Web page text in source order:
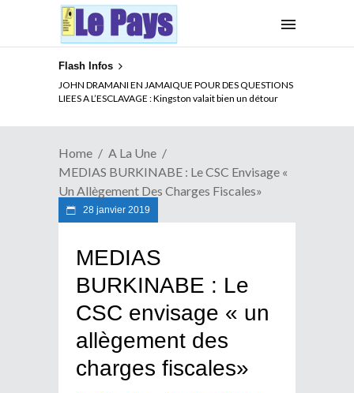
Flash Infos
JOHN DRAMANI EN JAMAIQUE POUR DES QUESTIONS
LIEES A L’ESCLAVAGE : Kingston valait bien un détour
ELECTION DE TALON A LA TETE DU SENAT BENINOIS :
Quand Patrice quitte le pouvoir sans partir !
Home
A La Une
MEDIAS BURKINABE : Le CSC Envisage «
Un Allègement Des Charges Fiscales»
28 janvier 2019
MEDIAS
BURKINABE : Le
CSC envisage « un
allègement des
charges fiscales»